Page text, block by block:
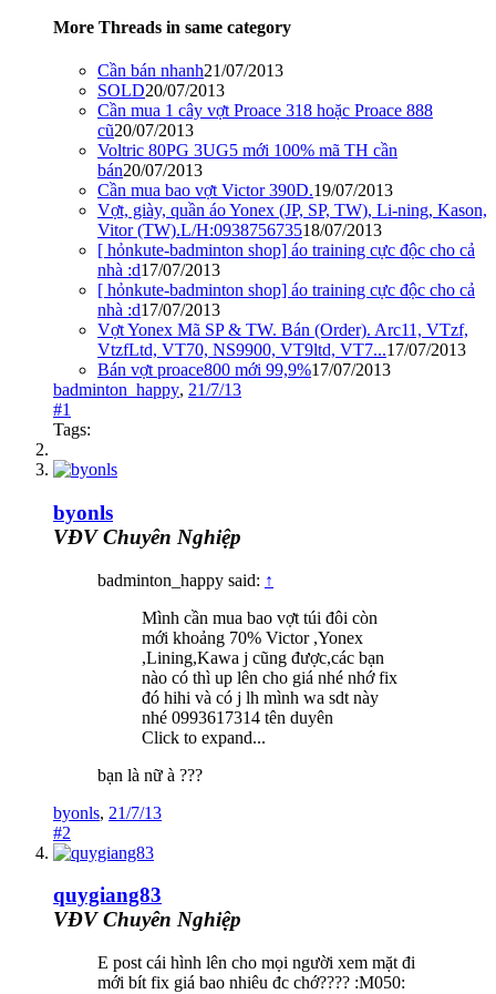
More Threads in same category
Cần bán nhanh21/07/2013
SOLD20/07/2013
Cần mua 1 cây vợt Proace 318 hoặc Proace 888
cũ20/07/2013
Voltric 80PG 3UG5 mới 100% mã TH cần
bán20/07/2013
Cần mua bao vợt Victor 390D.19/07/2013
Vợt, giày, quần áo Yonex (JP, SP, TW), Li-ning, Kason,
Vitor (TW).L/H:093875673518/07/2013
[ hỏnkute-badminton shop] áo training cực độc cho cả
nhà :d17/07/2013
[ hỏnkute-badminton shop] áo training cực độc cho cả
nhà :d17/07/2013
Vợt Yonex Mã SP & TW. Bán (Order). Arc11, VTzf,
VtzfLtd, VT70, NS9900, VT9ltd, VT7...17/07/2013
Bán vợt proace800 mới 99,9%17/07/2013
badminton_happy, 21/7/13
#1
Tags:
byonls
VĐV Chuyên Nghiệp
badminton_happy said: ↑
Mình cần mua bao vợt túi đôi còn
mới khoảng 70% Victor ,Yonex
,Lining,Kawa j cũng được,các bạn
nào có thì up lên cho giá nhé nhớ fix
đó hihi và có j lh mình wa sdt này
nhé 0993617314 tên duyên
Click to expand...
bạn là nữ à ???
byonls, 21/7/13
#2
quygiang83
VĐV Chuyên Nghiệp
E post cái hình lên cho mọi người xem mặt đi
mới bít fix giá bao nhiêu đc chớ???? :M050: